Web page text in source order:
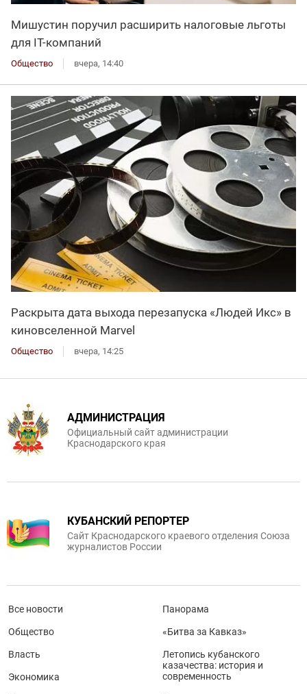
Мишустин поручил расширить налоговые льготы
для IT-компаний
Общество вчера, 14:40
Раскрыта дата выхода перезапуска «Людей Икс» в
киновселенной Marvel
Общество вчера, 14:25
АДМИНИСТРАЦИЯ
Официальный сайт администрации
Краснодарского края
КУБАНСКИЙ РЕПОРТЕР
Сайт Краснодарского краевого отделения Союза
журналистов России
Все новости
Общество
Власть
Экономика
Панорама
«Битва за Кавказ»
Летопись кубанского
казачества: история и
современность